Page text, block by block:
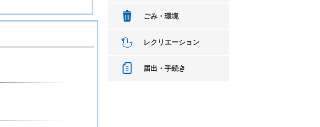
ごみ・環境
レクリエーション
届出・手続き